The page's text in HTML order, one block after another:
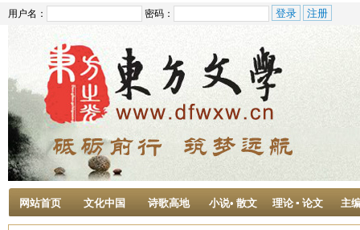
用户名： 密码：
网站首页 文化中国 诗歌高地 小说• 散文 理论 ▪ 论文 主